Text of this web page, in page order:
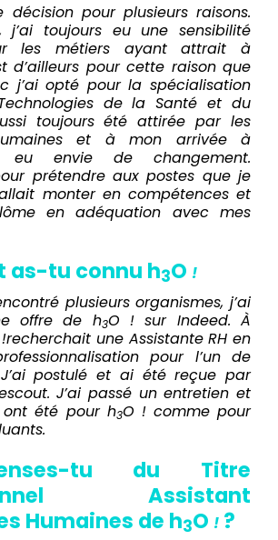
décision pour plusieurs raisons.
j’ai toujours eu une sensibilité
les métiers ayant attrait à
d’ailleurs pour cette raison que
j’ai opté pour la spécialisation
de la Santé et du
toujours été attirée par les
et à mon arrivée à
eu envie de changement.
prétendre aux postes que je
monter en compétences et
en adéquation avec mes
as-tu connu h3O !
plusieurs organismes, j’ai
offre de h3O ! sur Indeed. À
recherchait une Assistante RH en
pour l’un de
postulé et ai été reçue par
. J’ai passé un entretien et
été pour h3O ! comme pour
tu du Titre
Assistant
Humaines de h3O ! ?